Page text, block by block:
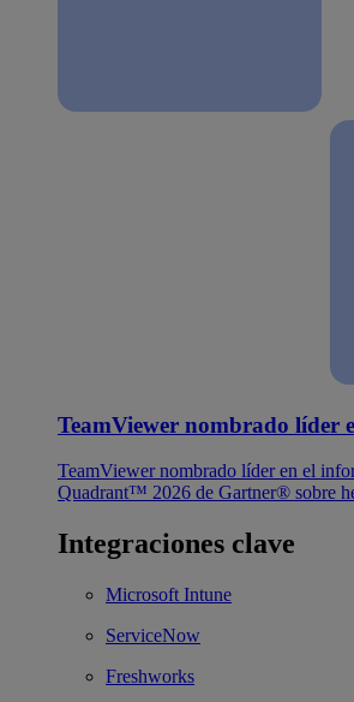
TeamViewer nombrado líder
TeamViewer nombrado líder en el
Quadrant™ 2026 de Gartner® sobre
Integraciones clave
Microsoft Intune
ServiceNow
Freshworks